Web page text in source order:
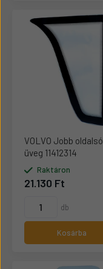
VOLVO Jobb oldalsó
üveg 11412314
Raktáron
21.130 Ft
db
Kosárba